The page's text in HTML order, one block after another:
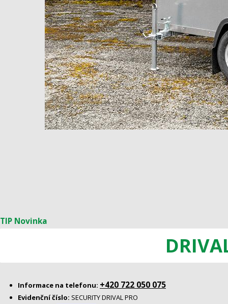
TIP Novinka
Informace na telefonu: +420 722 050 075
Evidenční číslo: SECURITY DRIVAL PRO